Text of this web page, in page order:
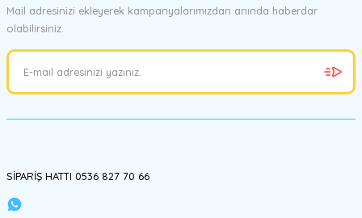
Mail adresinizi ekleyerek kampanyalarımızdan anında haberdar
olabilirsiniz.
SİPARİŞ HATTI 0536 827 70 66